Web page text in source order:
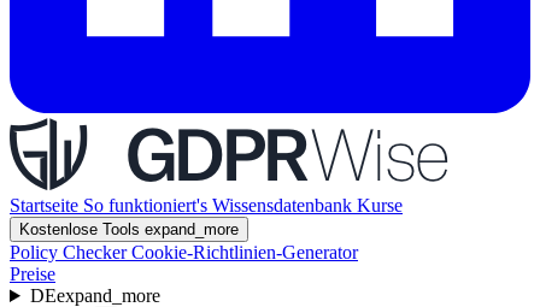
Startseite So funktioniert's Wissensdatenbank Kurse
Kostenlose Tools expand_more
Policy CheckerCookie-Richtlinien-Generator
Preise
DEexpand_more